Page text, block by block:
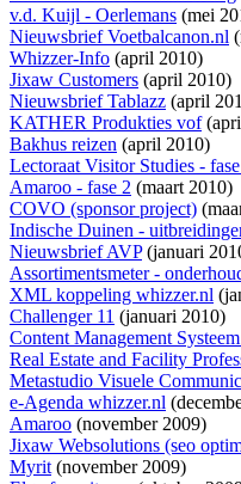
v.d. Kuijl - Oerlemans (mei
Nieuwsbrief Voetbalcanon.nl
Whizzer-Info (april 2010)
Jixaw Customers (april 2010)
Nieuwsbrief Tablazz (april
KATHER Produkties vof
Bakhus reizen (april 2010)
Lectoraat Visitor Studies -
Amaroo - fase 2 (maart 2010)
COVO (sponsor project)
Indische Duinen -
Nieuwsbrief AVP(januari
Assortimentsmeter -
XML koppeling whizzer.nl
Challenger 11 (januari 2010)
Content Management
Real Estate and Facility
Metastudio Visuele
e-Agenda whizzer.nl
Amaroo (november 2009)
Jixaw Websolutions (seo
Myrit(november 2009)